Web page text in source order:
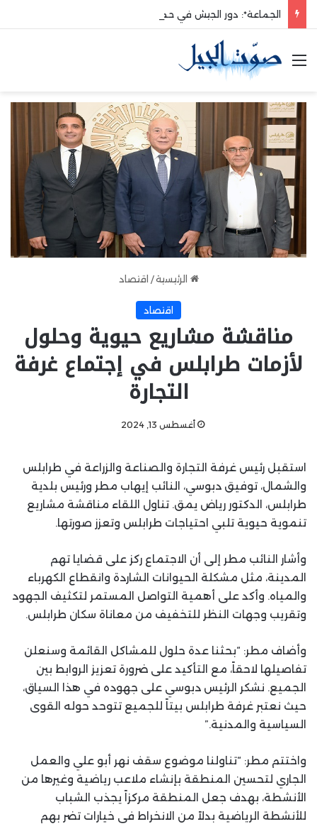
القائمة
الرئيسية / اقتصاد
اقتصاد
مناقشة مشاريع حيوية وحلول
لأزمات طرابلس في إجتماع غرفة
التجارة
أغسطس 13, 2024
استقبل رئيس غرفة التجارة والصناعة والزراعة في طرابلس
والشمال، توفيق دبوسي، النائب إيهاب مطر ورئيس بلدية
طرابلس، الدكتور رياض يمق. تناول اللقاء مناقشة مشاريع
تنموية حيوية تلبي احتياجات طرابلس وتعزز صورتها.
وأشار النائب مطر إلى أن الاجتماع ركز على قضايا تهم
المدينة، مثل مشكلة الحيوانات الشاردة وانقطاع الكهرباء
والمياه. وأكد على أهمية التواصل المستمر لتكثيف الجهود
وتقريب وجهات النظر للتخفيف من معاناة سكان طرابلس.
وأضاف مطر: “بحثنا عدة حلول للمشاكل القائمة وسنعلن
تفاصيلها لاحقاً، مع التأكيد على ضرورة تعزيز الروابط بين
الجميع. نشكر الرئيس دبوسي على جهوده في هذا السياق،
حيث نعتبر غرفة طرابلس بيتاً للجميع تتوحد حوله القوى
السياسية والمدنية.”
واختتم مطر: “تناولنا موضوع سقف نهر أبو علي والعمل
الجاري لتحسين المنطقة بإنشاء ملاعب رياضية وغيرها من
الأنشطة، بهدف جعل المنطقة مركزاً يجذب الشباب
للأنشطة الرياضية بدلاً من الانخراط في خيارات تضر بهم